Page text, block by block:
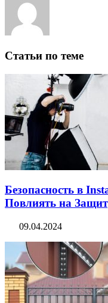
Статьи по теме
Безопасность в
Повлиять на
09.04.2024